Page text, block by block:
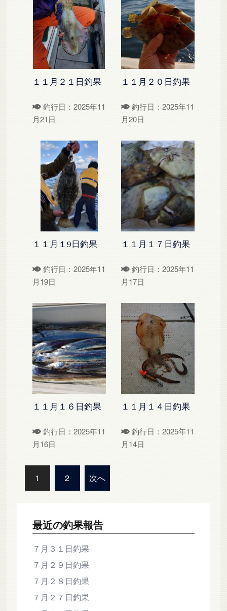
１１月２１日釣果
釣行日：2025年11
月21日
１１月２０日釣果
釣行日：2025年11
月20日
１１月１9日釣果
釣行日：2025年11
月19日
１１月１７日釣果
釣行日：2025年11
月17日
１１月１６日釣果
釣行日：2025年11
月16日
１１月１４日釣果
釣行日：2025年11
月14日
ー
ジ
り
1 2 次へ
最近の釣果報告
７月３１日釣果
７月２９日釣果
７月２８日釣果
７月２７日釣果